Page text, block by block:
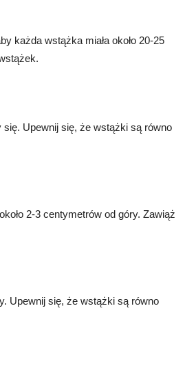
każda wstążka miała około 20-25
się. Upewnij się, że wstążki są równo
2-3 centymetrów od góry. Zawiąż
Upewnij się, że wstążki są równo